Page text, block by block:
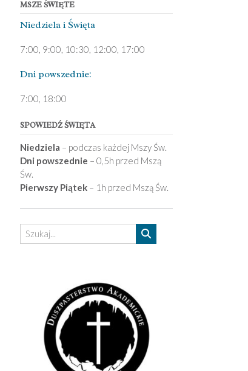
MSZE ŚWIĘTE
Niedziela ­i Święta
7:00, 9:00, 10:30, 12:00, 17:00
Dni pows­zednie:
7­:00, 18:00­
SPOWIEDŹ ŚWIĘTA
Niedziela – podczas każdej Mszy Św.
Dni powszednie – 0,5h przed Mszą
Św.
Pierwszy Piątek– 1h przed Mszą Św.